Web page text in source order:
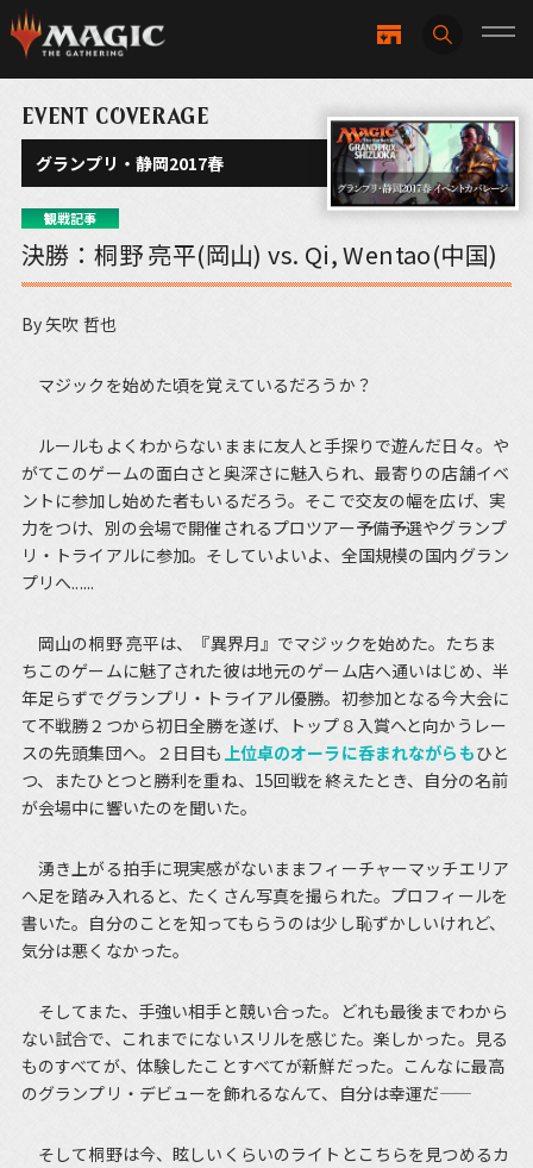
EVENT COVERAGE
グランプリ・静岡2017春
観戦記事
決勝：桐野 亮平(岡山) vs. Qi, Wentao(中国)
By 矢吹 哲也
マジックを始めた頃を覚えているだろうか？
ルールもよくわからないままに友人と手探りで遊んだ日々。や
がてこのゲームの面白さと奥深さに魅入られ、最寄りの店舗イベ
ントに参加し始めた者もいるだろう。そこで交友の幅を広げ、実
力をつけ、別の会場で開催されるプロツアー予備予選やグランプ
リ・トライアルに参加。そしていよいよ、全国規模の国内グラン
プリへ......
岡山の桐野 亮平は、『異界月』でマジックを始めた。たちま
ちこのゲームに魅了された彼は地元のゲーム店へ通いはじめ、半
年足らずでグランプリ・トライアル優勝。初参加となる今大会に
て不戦勝２つから初日全勝を遂げ、トップ８入賞へと向かうレー
スの先頭集団へ。２日目も 上位卓のオーラに呑まれながらもひと
つ、またひとつと勝利を重ね、15回戦を終えたとき、自分の名前
が会場中に響いたのを聞いた。
湧き上がる拍手に現実感がないままフィーチャーマッチエリア
へ足を踏み入れると、たくさん写真を撮られた。プロフィールを
書いた。自分のことを知ってもらうのは少し恥ずかしいけれど、
気分は悪くなかった。
そしてまた、手強い相手と競い合った。どれも最後までわから
ない試合で、これまでにないスリルを感じた。楽しかった。見る
ものすべてが、体験したことすべてが新鮮だった。こんなに最高
のグランプリ・デビューを飾れるなんて、自分は幸運だ――
そして桐野は今、眩しいくらいのライトとこちらを見つめるカ